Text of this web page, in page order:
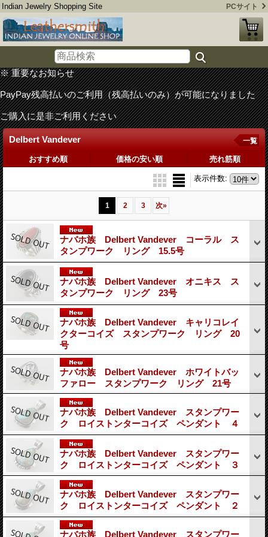
Indian Jewelry Shopping Site PCサイト
※ 重要なお知らせ
PayPay残高払いのご利用（残高払いのみ）が可能になりました
ご購入に是非ご利用ください
Delbert Vandever 一覧
おすすめ順 価格の安い順 売れ筋順
表示件数:
1 2 3 次»
ナバホ族 Delbert Vandever コーラル ス
タンプワーク リング 15.5号
ナバホ族 Delbert Vandever オニキス ス
タンプワーク リング 23号
ナバホ族 Delbert Vandever キャリコレイ
クターコイズ スタンプワーク リング 20
号
ナバホ族 Delbert Vandever ホワイトバッ
ファロー スタンプワーク リング 21号
ナバホ族 Delbert Vandever スタンプワー
ク ロイストンターコイズ ペンダント ４
ナバホ族 Delbert Vandever スタンプワー
ク ロイストンターコイズ ペンダント ３
ナバホ族 Delbert Vandever スタンプワー
ク ロイストンターコイズ ペンダント ２
ナバホ族 Delbert Vandever スタンプワー